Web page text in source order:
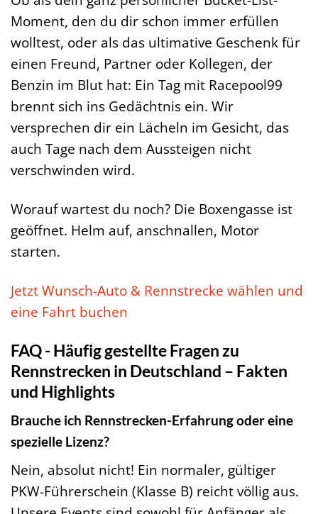
Moment, den du dir schon immer erfüllen
wolltest, oder als das ultimative Geschenk für
einen Freund, Partner oder Kollegen, der
Benzin im Blut hat: Ein Tag mit Racepool99
brennt sich ins Gedächtnis ein. Wir
versprechen dir ein Lächeln im Gesicht, das
auch Tage nach dem Aussteigen nicht
verschwinden wird.
Worauf wartest du noch? Die Boxengasse ist
geöffnet. Helm auf, anschnallen, Motor
starten.
Jetzt Wunsch-Auto & Rennstrecke wählen und
eine Fahrt buchen
FAQ - Häufig gestellte Fragen zu
Rennstrecken in Deutschland – Fakten
und Highlights
Brauche ich Rennstrecken-Erfahrung oder eine
spezielle Lizenz?
Nein, absolut nicht! Ein normaler, gültiger
PKW-Führerschein (Klasse B) reicht völlig aus.